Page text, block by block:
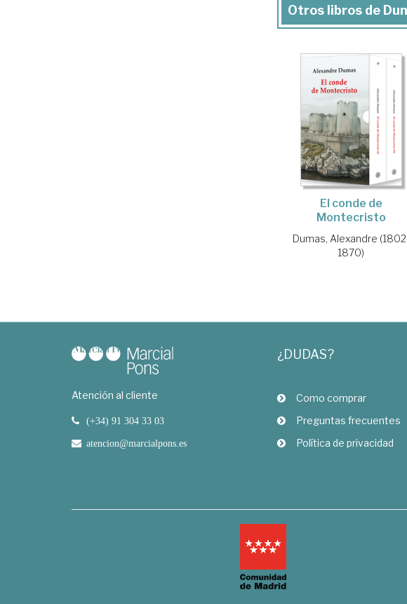
Otros libros de
El conde de
Montecristo
Dumas, Alexandre
1870)
Atención al cliente
(+34) 91 304 33 03
atencion@marcialpons.es
¿DUDAS?
Como comprar
Preguntas frecuentes
Política de privacidad